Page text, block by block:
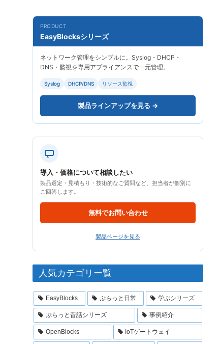
PRODUCT
EasyBlocksシリーズ
ネットワーク管理をシンプルに。Syslog・DHCP・
DNS・監視を専用アプライアンスで一元管理。
Syslog DHCP/DNS リソース監視
製品ラインアップを見る →
導入・価格について相談したい
製品選定・見積もり・技術的なご質問など、担当者が個別に
ご回答します。
無料でお問い合わせ
製品ページを見る
人気カテゴリー覧
EasyBlocks ぷらっと日常 学ぶシリーズ
ぷらっと昔話シリーズ 事例紹介
OpenBlocks IoTゲートウェイ